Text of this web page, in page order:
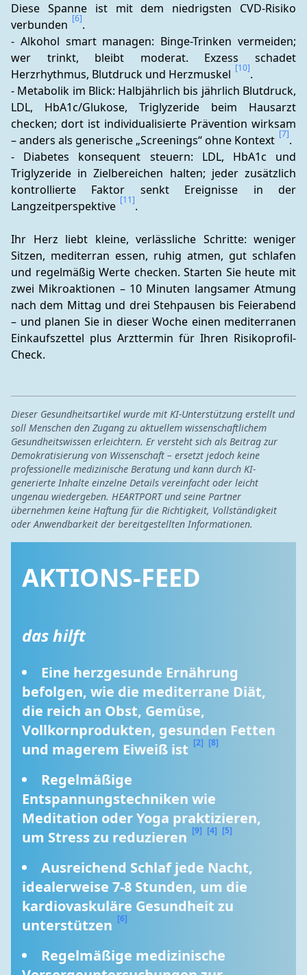
Diese Spanne ist mit dem niedrigsten CVD-Risiko
verbunden [6].
- Alkohol smart managen: Binge-Trinken vermeiden;
wer trinkt, bleibt moderat. Exzess schadet
Herzrhythmus, Blutdruck und Herzmuskel [10].
- Metabolik im Blick: Halbjährlich bis jährlich Blutdruck,
LDL, HbA1c/Glukose, Triglyzeride beim Hausarzt
checken; dort ist individualisierte Prävention wirksam
– anders als generische „Screenings“ ohne Kontext [7].
- Diabetes konsequent steuern: LDL, HbA1c und
Triglyzeride in Zielbereichen halten; jeder zusätzlich
kontrollierte Faktor senkt Ereignisse in der
Langzeitperspektive [11].
Ihr Herz liebt kleine, verlässliche Schritte: weniger
Sitzen, mediterran essen, ruhig atmen, gut schlafen
und regelmäßig Werte checken. Starten Sie heute mit
zwei Mikroaktionen – 10 Minuten langsamer Atmung
nach dem Mittag und drei Stehpausen bis Feierabend
– und planen Sie in dieser Woche einen mediterranen
Einkaufszettel plus Arzttermin für Ihren Risikoprofil-
Check.
Dieser Gesundheitsartikel wurde mit KI-Unterstützung erstellt und
soll Menschen den Zugang zu aktuellem wissenschaftlichem
Gesundheitswissen erleichtern. Er versteht sich als Beitrag zur
Demokratisierung von Wissenschaft – ersetzt jedoch keine
professionelle medizinische Beratung und kann durch KI-
generierte Inhalte einzelne Details vereinfacht oder leicht
ungenau wiedergeben. HEARTPORT und seine Partner
übernehmen keine Haftung für die Richtigkeit, Vollständigkeit
oder Anwendbarkeit der bereitgestellten Informationen.
AKTIONS-FEED
das hilft
Eine herzgesunde Ernährung
befolgen, wie die mediterrane Diät,
die reich an Obst, Gemüse,
Vollkornprodukten, gesunden Fetten
und magerem Eiweiß ist [2] [8]
Regelmäßige
Entspannungstechniken wie
Meditation oder Yoga praktizieren,
um Stress zu reduzieren [9] [4] [5]
Ausreichend Schlaf jede Nacht,
idealerweise 7-8 Stunden, um die
kardiovaskuläre Gesundheit zu
unterstützen [6]
Regelmäßige medizinische